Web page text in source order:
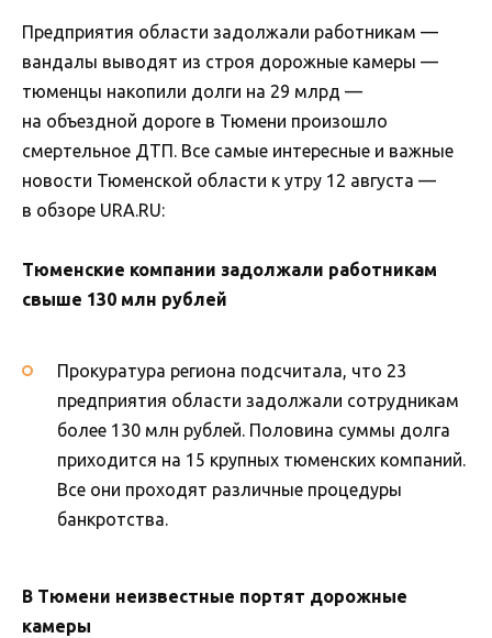
Предприятия области задолжали работникам —
вандалы выводят из строя дорожные камеры —
тюменцы накопили долги на 29 млрд —
на объездной дороге в Тюмени произошло
смертельное ДТП. Все самые интересные и важные
новости Тюменской области к утру 12 августа —
в обзоре URA.RU:
Тюменские компании задолжали работникам
свыше 130 млн рублей
Прокуратура региона подсчитала, что 23
предприятия области задолжали сотрудникам
более 130 млн рублей. Половина суммы долга
приходится на 15 крупных тюменских компаний.
Все они проходят различные процедуры
банкротства.
В Тюмени неизвестные портят дорожные
камеры